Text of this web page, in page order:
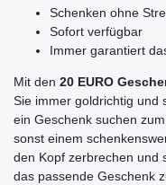
Schenken ohne
Sofort verfügbar
Immer garantiert
Mit den 20 EURO
Sie immer goldrichtig und
ein Geschenk suchen
sonst einem
den Kopf zerbrechen und
das passende Geschenk